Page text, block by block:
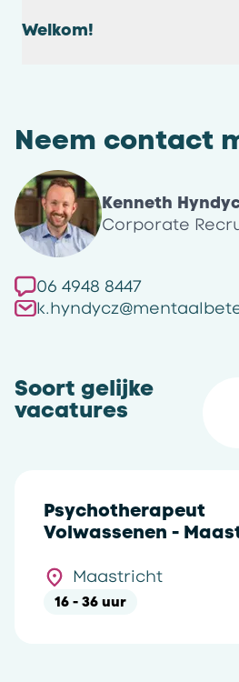
Welkom!
Neem contact
Kenneth
Corporate
06 4948 8447
Soort gelijke
vacatures
Psychotherapeut
Volwassenen -
Maastricht
16 - 36 uur